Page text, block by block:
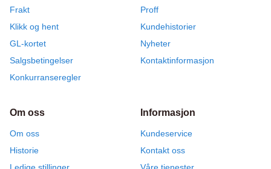
Frakt
Klikk og hent
GL-kortet
Salgsbetingelser
Konkurranseregler
Proff
Kundehistorier
Nyheter
Kontaktinformasjon
Om oss
Om oss
Historie
Informasjon
Kundeservice
Kontakt oss